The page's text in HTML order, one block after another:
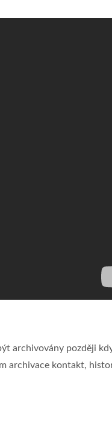
archivovány později
archivace kontakt,